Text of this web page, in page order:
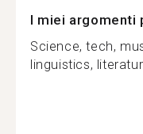
I miei argomenti
Science, tech,
linguistics,